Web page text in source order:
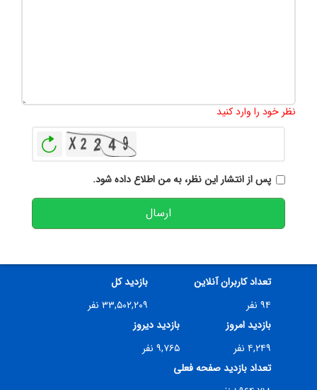
نظر خود را وارد کنید
پس از انتشار این نظر، به من اطلاع داده شود.
ارسال
تعداد کاربران آنلاین
۹۴ نفر
بازدید کل
۳۳,۵۰۲,۲۰۹ نفر
بازدید امروز
۴,۲۴۹ نفر
بازدید دیروز
۹,۷۶۵ نفر
تعداد بازدید صفحه فعلی